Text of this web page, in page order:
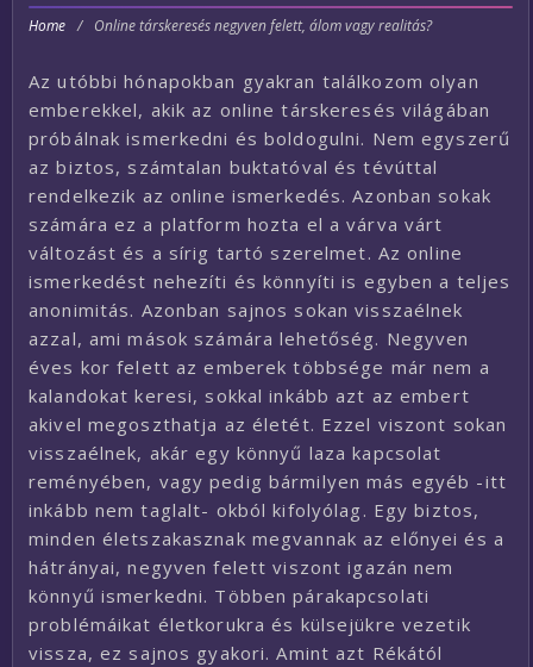
Home / Online társkeresés negyven felett, álom vagy realitás?
Az utóbbi hónapokban gyakran találkozom olyan
emberekkel, akik az online társkeresés világában
próbálnak ismerkedni és boldogulni. Nem egyszerű
az biztos, számtalan buktatóval és tévúttal
rendelkezik az online ismerkedés. Azonban sokak
számára ez a platform hozta el a várva várt
változást és a sírig tartó szerelmet. Az online
ismerkedést nehezíti és könnyíti is egyben a teljes
anonimitás. Azonban sajnos sokan visszaélnek
azzal, ami mások számára lehetőség. Negyven
éves kor felett az emberek többsége már nem a
kalandokat keresi, sokkal inkább azt az embert
akivel megoszthatja az életét. Ezzel viszont sokan
visszaélnek, akár egy könnyű laza kapcsolat
reményében, vagy pedig bármilyen más egyéb -itt
inkább nem taglalt- okból kifolyólag. Egy biztos,
minden életszakasznak megvannak az előnyei és a
hátrányai, negyven felett viszont igazán nem
könnyű ismerkedni. Többen párakapcsolati
problémáikat életkorukra és külsejükre vezetik
vissza, ez sajnos gyakori. Amint azt Rékától